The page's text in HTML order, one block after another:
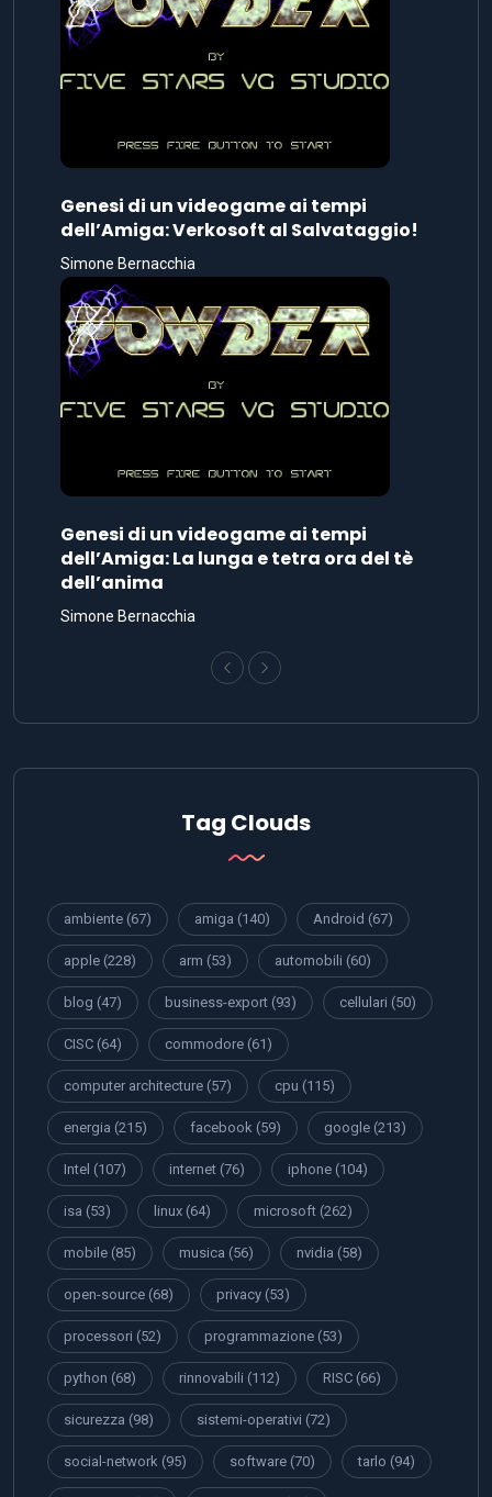
Genesi di un videogame ai tempi
dell’Amiga: Verkosoft al Salvataggio!
Simone Bernacchia
Genesi di un videogame ai tempi
dell’Amiga: La lunga e tetra ora del tè
dell’anima
Simone Bernacchia
Tag Clouds
ambiente (67) amiga (140) Android (67)
apple (228) arm (53) automobili (60)
blog (47) business-export (93) cellulari (50)
CISC (64) commodore (61)
computer architecture (57) cpu (115)
energia (215) facebook (59) google (213)
Intel (107) internet (76) iphone (104)
isa (53) linux (64) microsoft (262)
mobile (85) musica (56) nvidia (58)
open-source (68) privacy (53)
processori (52) programmazione (53)
python (68) rinnovabili (112) RISC (66)
sicurezza (98) sistemi-operativi (72)
social-network (95) software (70) tarlo (94)